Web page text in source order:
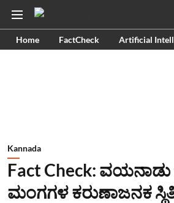
Home FactCheck Artificial
Kannada
Fact Check: ವಯನಾಡು
ಮಂಗಗಳ ಕರುಣಾಜನಕ